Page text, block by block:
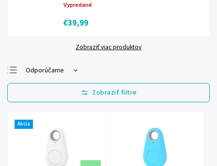
Vypredané
€39,99
Zobraziť viac produktov
Odporúčame
Najlacnejšie
Najdrahšie
Abecedne
Akcia